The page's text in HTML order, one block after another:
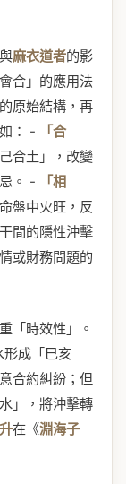
與麻衣道者的影
合」的應用法
的原始結構，再
： -
「合
合土」，改變
。 -
「相
盤中火旺，反
間的隱性沖擊
或財務問題的
「時效性」。
成「巳亥
合約糾紛；但
」，將沖擊轉
在《淵海子